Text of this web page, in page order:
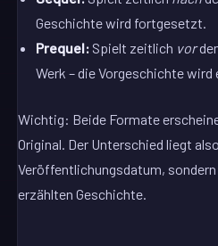
Geschichte wird fortgesetzt.
Prequel: Spielt zeitlich vor
Werk – die Vorgeschichte wird
Wichtig: Beide Formate
Original. Der Unterschied liegt
Veröffentlichungsdatum, sondern
erzählten Geschichte.